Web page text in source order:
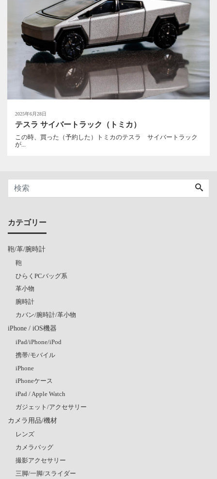
2025年6月28日
テスラ サイバートラック（トミカ）
この時、買った（予約した）トミカのテスラ サイバートラック
が...
カテゴリー
鞄/革/腕時計
鞄
ひらくPCバッグ系
革小物
腕時計
カバン/腕時計/革小物
iPhone / iOS機器
iPad/iPhone/iPod
携帯/モバイル
iPhone
iPhoneケース
iPad / Apple Watch
ガジェット/アクセサリー
カメラ用品/機材
レンズ
カメラバッグ
撮影アクセサリー
三脚/一脚/スライダー